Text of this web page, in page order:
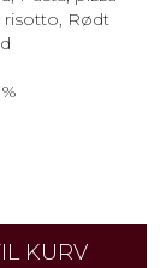
risotto, Rødt
KURV